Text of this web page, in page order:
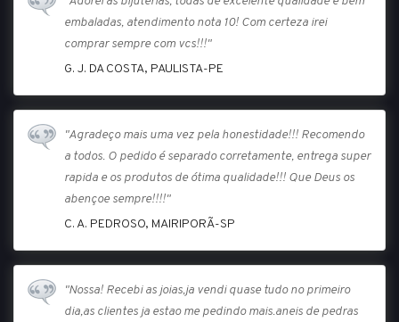
embaladas, atendimento nota 10! Com certeza irei
comprar sempre com vcs!!!"
G. J. DA COSTA, PAULISTA-PE
"Agradeço mais uma vez pela honestidade!!! Recomendo
a todos. O pedido é separado corretamente, entrega super
rapida e os produtos de ótima qualidade!!! Que Deus os
abençoe sempre!!!!"
C. A. PEDROSO, MAIRIPORÃ-SP
"Nossa! Recebi as joias,ja vendi quase tudo no primeiro
dia,as clientes ja estao me pedindo mais.aneis de pedras